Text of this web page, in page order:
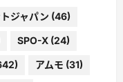
ジャパン (46)
SPO-X (24)
アムモ (31)